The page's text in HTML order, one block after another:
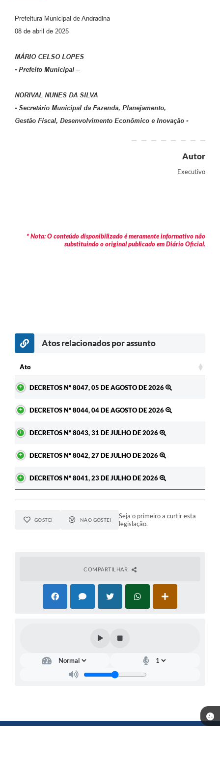
Prefeitura Municipal de Andradina
08 de abril de 2025
MÁRIO CELSO LOPES
- Prefeito Municipal –
NORIVAL NUNES DA SILVA
- Secretário Municipal da Fazenda, Planejamento,
Gestão Fiscal, Desenvolvimento Econômico e Inovação -
Autor
Executivo
* Nota: O conteúdo disponibilizado é meramente informativo não
substituindo o original publicado em Diário Oficial.
Atos relacionados por assunto
Ato
DECRETOS Nº 8047, 05 DE AGOSTO DE 2026
DECRETOS Nº 8044, 04 DE AGOSTO DE 2026
DECRETOS Nº 8043, 31 DE JULHO DE 2026
DECRETOS Nº 8042, 27 DE JULHO DE 2026
DECRETOS Nº 8041, 23 DE JULHO DE 2026
GOSTEI NÃO GOSTEI
Seja o primeiro a curtir esta
legislação.
COMPARTILHAR